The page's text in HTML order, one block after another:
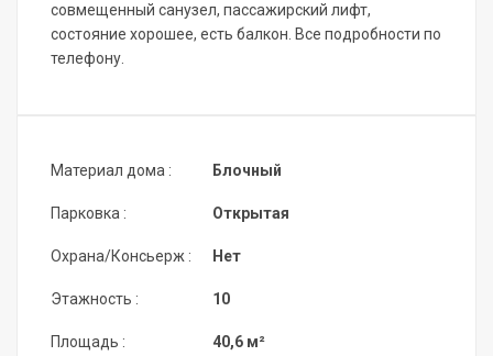
совмещенный санузел, пассажирский лифт,
состояние хорошее, есть балкон. Все подробности по
телефону.
Материал дома :
Парковка :
Охрана/Консьерж :
Этажность :
Площадь :
Блочный
Открытая
Нет
10
40,6 м²